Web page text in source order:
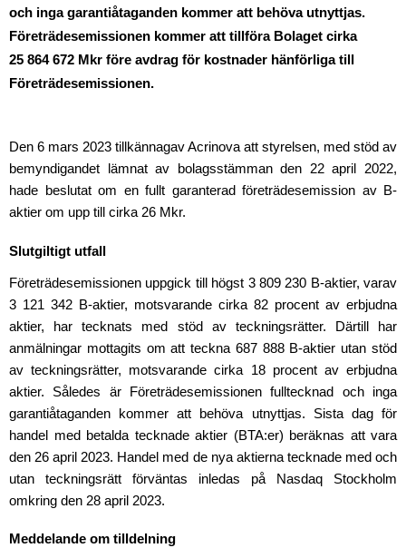
och inga garantiåtaganden kommer att behöva utnyttjas.
Företrädesemissionen kommer att tillföra Bolaget cirka
25 864 672 Mkr före avdrag för kostnader hänförliga till
Företrädesemissionen.
Den 6 mars 2023 tillkännagav Acrinova att styrelsen, med stöd av
bemyndigandet lämnat av bolagsstämman den 22 april 2022,
hade beslutat om en fullt garanterad företrädesemission av B-
aktier om upp till cirka 26 Mkr.
Slutgiltigt utfall
Företrädesemissionen uppgick till högst 3 809 230 B-aktier, varav
3 121 342 B-aktier, motsvarande cirka 82 procent av erbjudna
aktier, har tecknats med stöd av teckningsrätter. Därtill har
anmälningar mottagits om att teckna 687 888 B-aktier utan stöd
av teckningsrätter, motsvarande cirka 18 procent av erbjudna
aktier. Således är Företrädesemissionen fulltecknad och inga
garantiåtaganden kommer att behöva utnyttjas. Sista dag för
handel med betalda tecknade aktier (BTA:er) beräknas att vara
den 26 april 2023. Handel med de nya aktierna tecknade med och
utan teckningsrätt förväntas inledas på Nasdaq Stockholm
omkring den 28 april 2023.
Meddelande om tilldelning